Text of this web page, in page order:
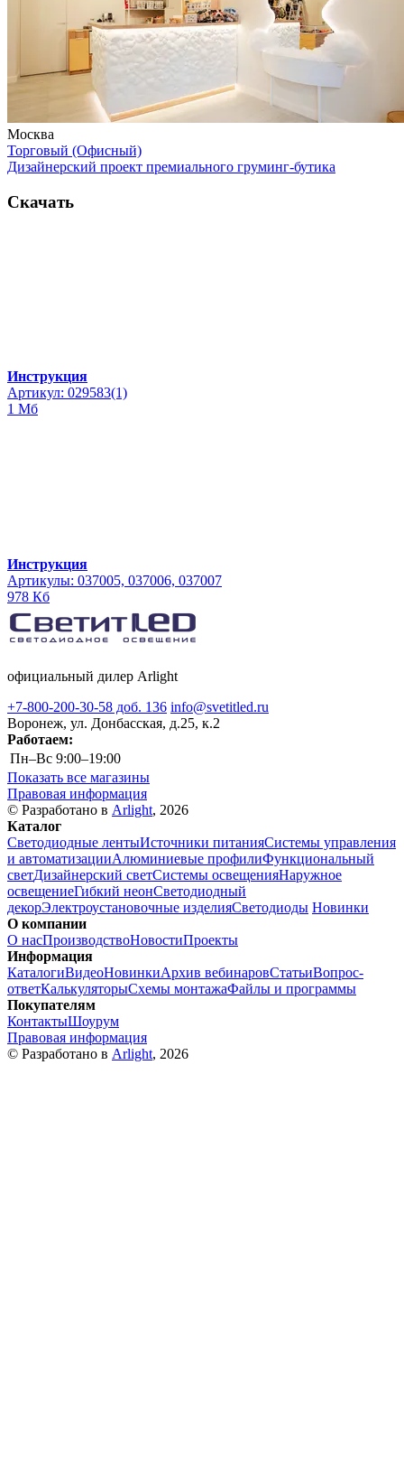
Москва
Торговый (Офисный)
Дизайнерский проект премиального груминг-бутика
Скачать
Инструкция
Артикул: 029583(1)
1 Мб
Инструкция
Артикулы: 037005, 037006, 037007
978 Кб
официальный дилер Arlight
+7-800-200-30-58 доб. 136 info@svetitled.ru
Воронеж, ул. Донбасская, д.25, к.2
Работаем:
Пн–Вс 9:00–19:00
Показать все магазины
Правовая информация
© Разработано в Arlight, 2026
Каталог
Светодиодные лентыИсточники питанияСистемы управления
и автоматизацииАлюминиевые профилиФункциональный
светДизайнерский светСистемы освещенияНаружное
освещениеГибкий неонСветодиодный
декорЭлектроустановочные изделияСветодиоды Новинки
О компании
О насПроизводствоНовостиПроекты
Информация
КаталогиВидеоНовинкиАрхив вебинаровСтатьиВопрос-
ответКалькуляторыСхемы монтажаФайлы и программы
Покупателям
КонтактыШоурум
Правовая информация
© Разработано в Arlight, 2026